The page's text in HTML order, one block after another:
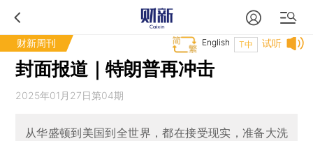
财新周刊 试听
T中
English
封面报道｜特朗普再冲击
2025年01月27日第04期
从华盛顿到美国到全世界，都在接受现实，准备大洗